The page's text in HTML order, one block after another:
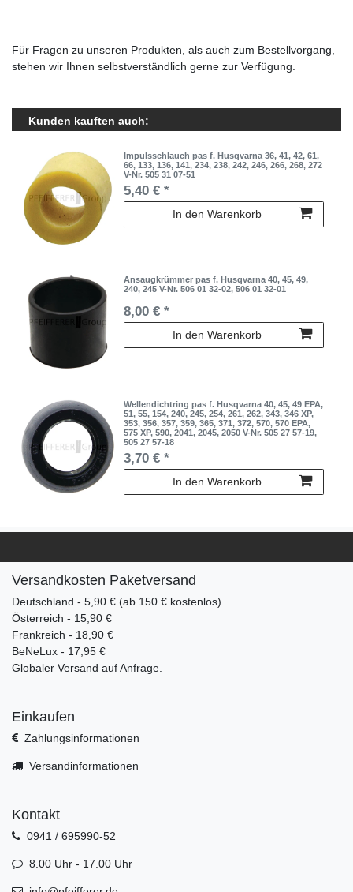
Für Fragen zu unseren Produkten, als auch zum Bestellvorgang,
stehen wir Ihnen selbstverständlich gerne zur Verfügung.
Kunden kauften auch:
Impulsschlauch pas f. Husqvarna 36, 41, 42, 61,
66, 133, 136, 141, 234, 238, 242, 246, 266, 268, 272
V-Nr. 505 31 07-51
5,40 € *
In den Warenkorb
Ansaugkrümmer pas f. Husqvarna 40, 45, 49,
240, 245 V-Nr. 506 01 32-02, 506 01 32-01
8,00 € *
In den Warenkorb
Wellendichtring pas f. Husqvarna 40, 45, 49 EPA,
51, 55, 154, 240, 245, 254, 261, 262, 343, 346 XP,
353, 356, 357, 359, 365, 371, 372, 570, 570 EPA,
575 XP, 590, 2041, 2045, 2050 V-Nr. 505 27 57-19,
505 27 57-18
3,70 € *
In den Warenkorb
Versandkosten Paketversand
Deutschland - 5,90 € (ab 150 € kostenlos)
Österreich - 15,90 €
Frankreich - 18,90 €
BeNeLux - 17,95 €
Globaler Versand auf Anfrage.
Einkaufen
Zahlungsinformationen
Versandinformationen
Kontakt
0941 / 695990-52
8.00 Uhr - 17.00 Uhr